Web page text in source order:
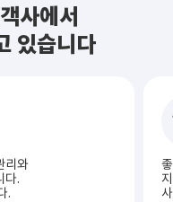
사에서
있습니다
리와
다.
.